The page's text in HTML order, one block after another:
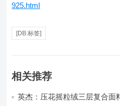
925.html
[DB:标签]
相关推荐
英杰：压花摇粒绒三层复合面